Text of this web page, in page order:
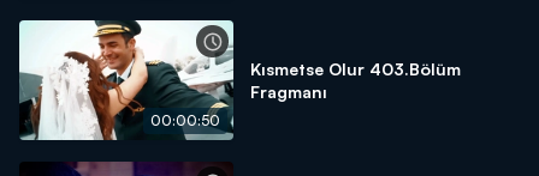
00:00:50
Kısmetse Olur 403.Bölüm
Fragmanı